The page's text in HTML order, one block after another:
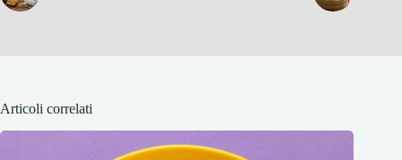
Articoli correlati